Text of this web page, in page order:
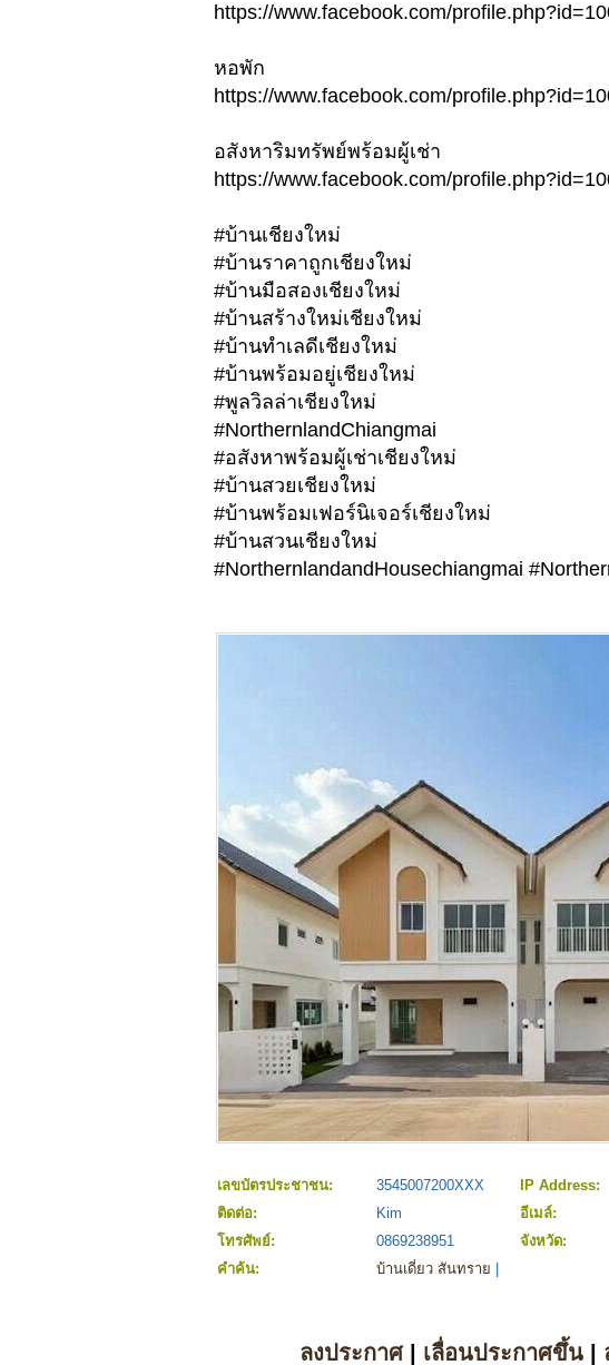
https://www.facebook.com/
หอพัก
https://www.facebook.com/
อสังหาริมทรัพย์พร้อมผู้เช่า
https://www.facebook.com/
#บ้านเชียงใหม่
#บ้านราคาถูกเชียงใหม่
#บ้านมือสองเชียงใหม่
#บ้านสร้างใหม่เชียงใหม่
#บ้านทำเลดีเชียงใหม่
#บ้านพร้อมอยู่เชียงใหม่
#พูลวิลล่าเชียงใหม่
#NorthernlandChiangmai
#อสังหาพร้อมผู้เช่าเชียงใหม่
#บ้านสวยเชียงใหม่
#บ้านพร้อมเฟอร์นิเจอร์เชียงใหม่
#บ้านสวนเชียงใหม่
#NorthernlandandHousechiangmai
เลขบัตรประชาชน: 3545007200XXX IP Address:
ติดต่อ:
Kim
อีเมล์:
โทรศัพย์:
0869238951 จังหวัด:
คำค้น:
บ้านเดี่ยว สันทราย
ลงประกาศ| เลื่อนประกาศขึ้น|